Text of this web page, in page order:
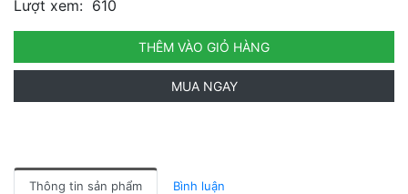
Lượt xem: 610
THÊM VÀO GIỎ HÀNG
MUA NGAY
Thông tin sản phẩm Bình luận